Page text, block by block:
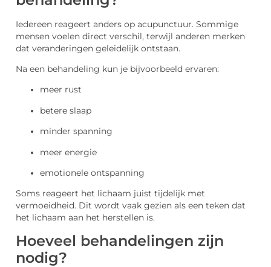
Iedereen reageert anders op acupunctuur. Sommige
mensen voelen direct verschil, terwijl anderen merken
dat veranderingen geleidelijk ontstaan.
Na een behandeling kun je bijvoorbeeld ervaren:
meer rust
betere slaap
minder spanning
meer energie
emotionele ontspanning
Soms reageert het lichaam juist tijdelijk met
vermoeidheid. Dit wordt vaak gezien als een teken dat
het lichaam aan het herstellen is.
Hoeveel behandelingen zijn
nodig?